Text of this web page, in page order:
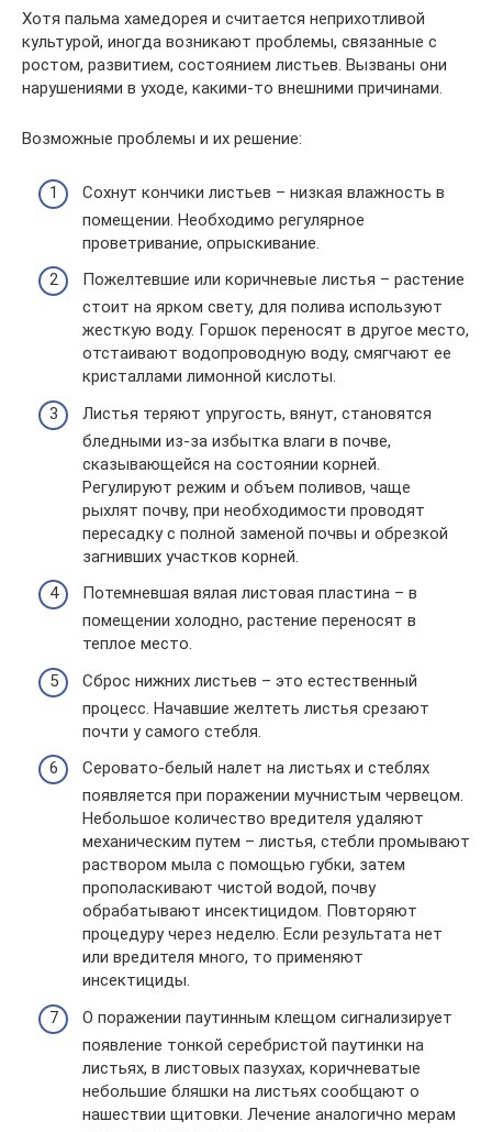
Хотя пальма хамедорея и считается неприхотливой
культурой, иногда возникают проблемы, связанные с
ростом, развитием, состоянием листьев. Вызваны они
нарушениями в уходе, какими-то внешними причинами.
Возможные проблемы и их решение:
Сохнут кончики листьев – низкая влажность в
помещении. Необходимо регулярное
проветривание, опрыскивание.
Пожелтевшие или коричневые листья – растение
стоит на ярком свету, для полива используют
жесткую воду. Горшок переносят в другое место,
отстаивают водопроводную воду, смягчают ее
кристаллами лимонной кислоты.
Листья теряют упругость, вянут, становятся
бледными из-за избытка влаги в почве,
сказывающейся на состоянии корней.
Регулируют режим и объем поливов, чаще
рыхлят почву, при необходимости проводят
пересадку с полной заменой почвы и обрезкой
загнивших участков корней.
Потемневшая вялая листовая пластина – в
помещении холодно, растение переносят в
теплое место.
Сброс нижних листьев – это естественный
процесс. Начавшие желтеть листья срезают
почти у самого стебля.
Серовато-белый налет на листьях и стеблях
появляется при поражении мучнистым червецом.
Небольшое количество вредителя удаляют
механическим путем – листья, стебли промывают
раствором мыла с помощью губки, затем
прополаскивают чистой водой, почву
обрабатывают инсектицидом. Повторяют
процедуру через неделю. Если результата нет
или вредителя много, то применяют
инсектициды.
О поражении паутинным клещом сигнализирует
появление тонкой серебристой паутинки на
листьях, в листовых пазухах, коричневатые
небольшие бляшки на листьях сообщают о
нашествии щитовки. Лечение аналогично мерам